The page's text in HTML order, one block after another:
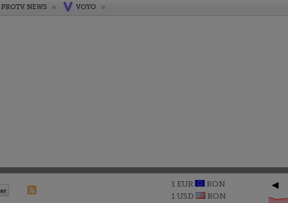
PROTV NEWS VOYO
1 EUR
RON
1 USD
RON